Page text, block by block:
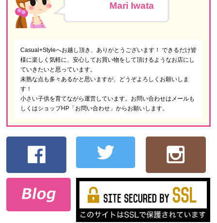
Mari Iwata
Casual+Styleへお越し頂き、ありがとうございます！ できるだけ皆
様に楽しく気軽に、安心してお買い物をして頂けるようなお店にし
ていきたいと思っています。
未熟な点も多々あるかと思いますが、どうぞよろしくお願いしま
す！
小さい子供を育てながら運営しています。お問い合わせはメールも
しくはショップHP「お問い合わせ」からお願いします。